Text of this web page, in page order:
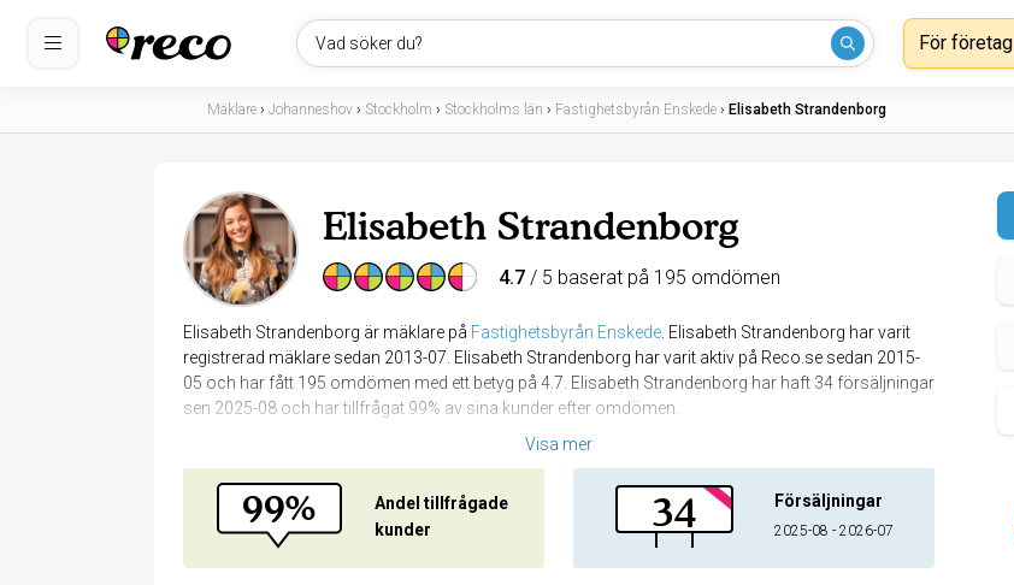
Vad söker du? För företag
Mäklare › Johanneshov › Stockholm › Stockholms län › Fastighetsbyrån Enskede › Elisabeth Strandenborg
Elisabeth Strandenborg
4.7 / 5 baserat på 195 omdömen
Elisabeth Strandenborg är mäklare på Fastighetsbyrån Enskede. Elisabeth Strandenborg har varit
registrerad mäklare sedan 2013-07. Elisabeth Strandenborg har varit aktiv på Reco.se sedan 2015-
05 och har fått 195 omdömen med ett betyg på 4.7. Elisabeth Strandenborg har haft 34 försäljningar
sen 2025-08 och har tillfrågat 99% av sina kunder efter omdömen.
Visa mer
99%
Andel tillfrågade
kunder
34 Försäljningar
2025-08 - 2026-07